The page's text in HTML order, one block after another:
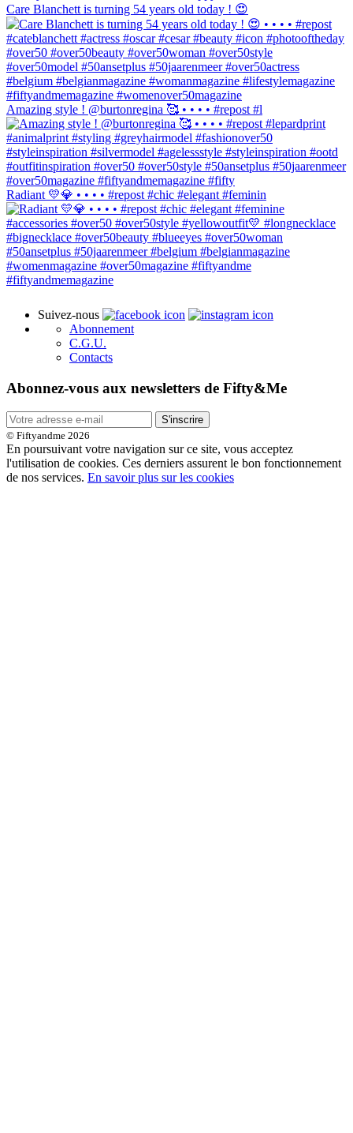
Care Blanchett is turning 54 years old today ! 😍
Amazing style ! @burtonregina 🥰 • • • • #repost #l
Radiant 💛💎 • • • • #repost #chic #elegant #feminin
Suivez-nous
Abonnement
C.G.U.
Contacts
Abonnez-vous aux newsletters de Fifty&Me
S'inscrire
© Fiftyandme 2026
En poursuivant votre navigation sur ce site, vous acceptez
l'utilisation de cookies. Ces derniers assurent le bon fonctionnement
de nos services. En savoir plus sur les cookies